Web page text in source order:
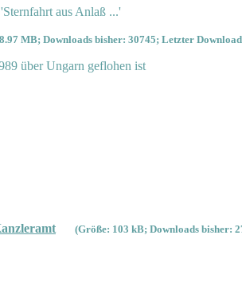
aus Anlaß ...'
MB; Downloads bisher: 30745; Letzter
über Ungarn geflohen ist
(Größe: 103 kB; Downloads bisher: